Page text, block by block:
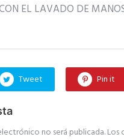
EL LAVADO DE
Tweet Pin it
no será publicada.Los